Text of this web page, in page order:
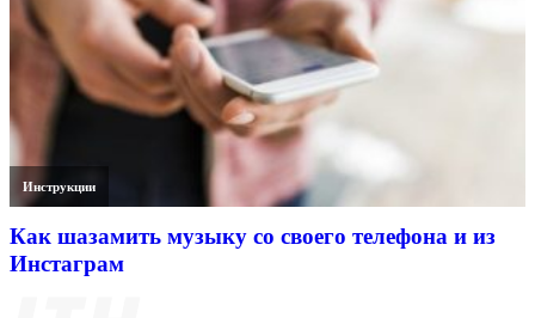
Инструкции
Как шазамить музыку со своего телефона и из
Инстаграм